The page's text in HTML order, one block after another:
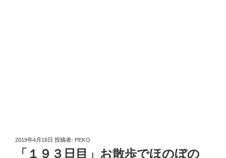
投
2019年4月18日 投稿者: PEKO
「１９３日目」お散歩でほのぼの